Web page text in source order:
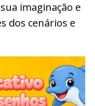
imaginação e
dos cenários e